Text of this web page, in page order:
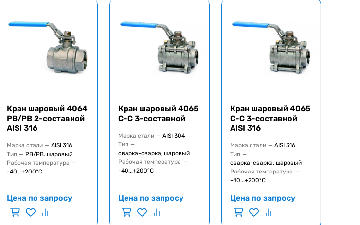
Кран шаровый 4064
РВ/РВ 2-составной
AISI 316
Марка стали — AISI 316
Тип — РВ/РВ, шаровый
Рабочая температура —
-40...+200°C
Цена по запросу
Кран шаровый 4065
C-C 3-составной
Марка стали — AISI 304
Тип —
сварка-сварка, шаровый
Рабочая температура —
-40...+200°C
Цена по запросу
Кран шаровый 4065
C-C 3-составной
AISI 316
Марка стали — AISI 316
Тип —
сварка-сварка, шаровый
Рабочая температура —
-40...+200°C
Цена по запросу